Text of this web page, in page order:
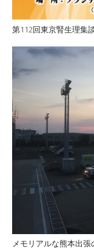
第112回東京腎生理集
メモリアルな熊本出張